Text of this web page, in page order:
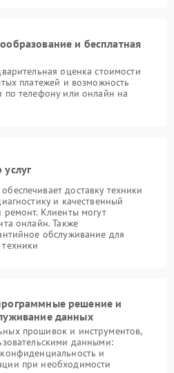
и бесплатная
оценка стоимости
платежей и возможность
по телефону или онлайн на
доставку техники
и качественный
Клиенты могут
онлайн. Также
обслуживание для
решение и
данных
прошивок и инструментов,
данными:
и
при необходимости